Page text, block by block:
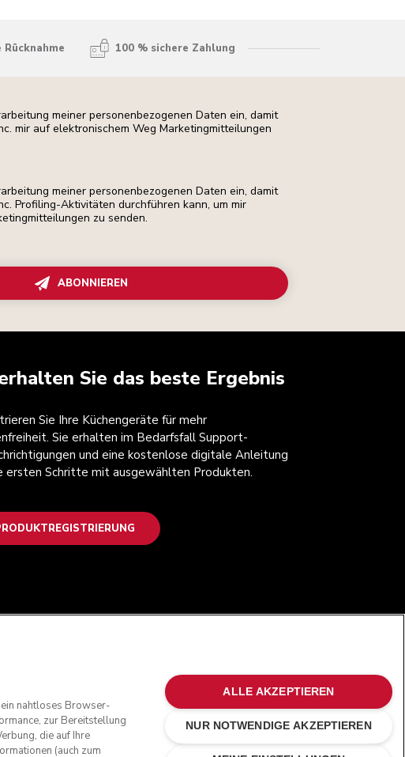
100 % sichere Zahlung
meiner personenbezogenen Daten ein, damit
mir auf elektronischem Weg Marketingmitteilungen
meiner personenbezogenen Daten ein, damit
Profiling-Aktivitäten durchführen kann, um mir
zu senden.
ABONNIEREN
Sie das beste Ergebnis
Sie Ihre Küchengeräte für mehr
Sie erhalten im Bedarfsfall Support-
und eine kostenlose digitale Anleitung
ersten Schritte mit ausgewählten Produkten.
nahtloses Browser-
zur Bereitstellung
die auf Ihre
(auch zum
NUR NOTWENDIGE AKZEPTIEREN
ALLE AKZEPTIEREN